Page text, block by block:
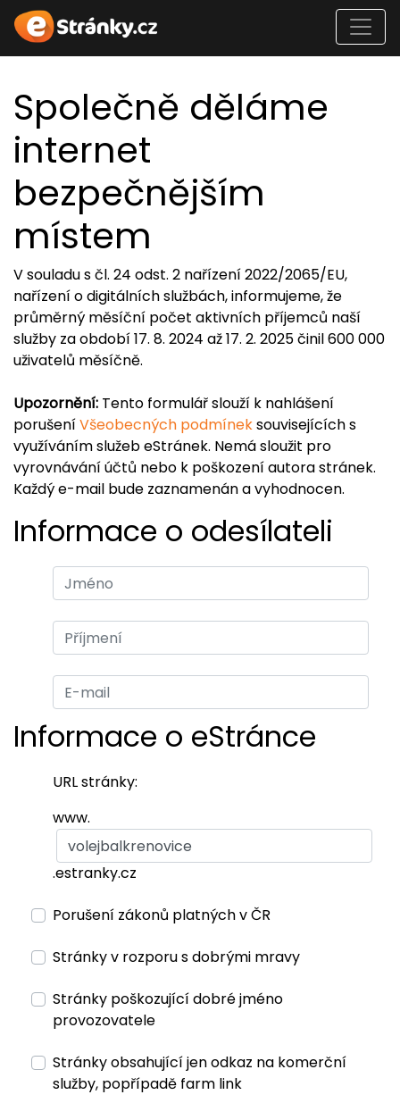
Společně děláme
internet
bezpečnějším
místem
V souladu s čl. 24 odst. 2 nařízení 2022/2065/EU,
nařízení o digitálních službách, informujeme, že
průměrný měsíční počet aktivních příjemců naší
služby za období 17. 8. 2024 až 17. 2. 2025 činil 600 000
uživatelů měsíčně.
Upozornění: Tento formulář slouží k nahlášení
porušeníVšeobecných podmíneksouvisejících s
využíváním služeb eStránek. Nemá sloužit pro
vyrovnávání účtů nebo k poškození autora stránek.
Každý e-mail bude zaznamenán a vyhodnocen.
Informace o odesílateli
Informace o eStránce
URL stránky:
www.
.estranky.cz
Porušení zákonů platných v ČR
Stránky v rozporu s dobrými mravy
Stránky poškozující dobré jméno
provozovatele
Stránky obsahující jen odkaz na komerční
služby, popřípadě farm link